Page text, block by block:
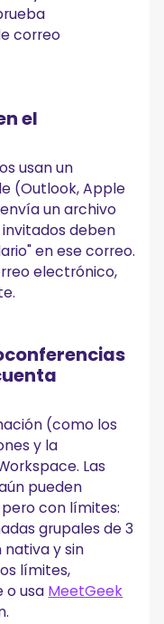
correo
el
usan un
(Outlook, Apple
un archivo
deben
en ese correo.
electrónico,
(como los
y la
Las
pueden
con límites:
grupales de 3
nativa y sin
límites,
o usa MeetGeek